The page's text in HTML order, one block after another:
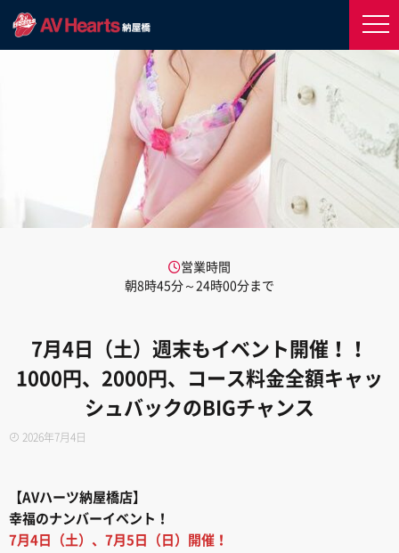
営業時間
朝8時45分～24時00分まで
7月4日（土）週末もイベント開催！！
1000円、2000円、コース料金全額キャッ
シュバックのBIGチャンス
2026年7月4日
【AVハーツ納屋橋店】
幸福のナンバーイベント！
7月4日（土）、7月5日（日）開催！